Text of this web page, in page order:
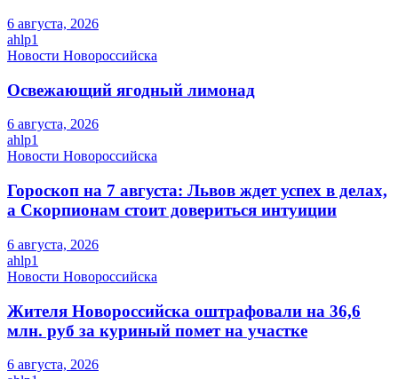
6 августа, 2026
ahlp1
Новости Новороссийска
Освежающий ягодный лимонад
6 августа, 2026
ahlp1
Новости Новороссийска
Гороскоп на 7 августа: Львов ждет успех в делах,
а Скорпионам стоит довериться интуиции
6 августа, 2026
ahlp1
Новости Новороссийска
Жителя Новороссийска оштрафовали на 36,6
млн. руб за куриный помет на участке
6 августа, 2026